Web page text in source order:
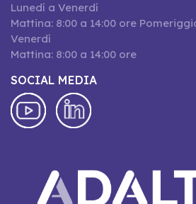
Lunedí a Venerdí
Mattina: 8:00 a 14:00 ore
Venerdí
Mattina: 8:00 a 14:00 ore
SOCIAL MEDIA